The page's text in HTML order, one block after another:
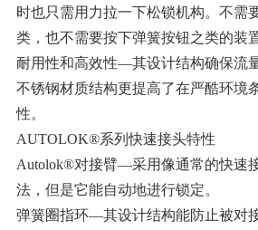
时也只需用力拉一下松锁机构。不需
类，也不需要按下弹簧按钮之类的装置
耐用性和高效性—其设计结构确保流
不锈钢材质结构更提高了在严酷环境
性。
AUTOLOK®系列快速接头特性
Autolok®对接臂—采用像通常的快速
法，但是它能自动地进行锁定。
弹簧圈指环—其设计结构能防止被对